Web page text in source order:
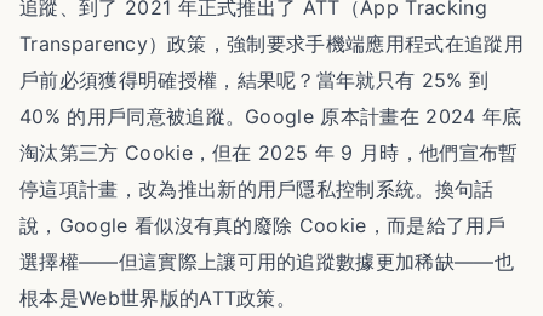
追蹤、到了 2021 年正式推出了 ATT（App Tracking
Transparency）政策，強制要求手機端應用程式在追蹤用
戶前必須獲得明確授權，結果呢？當年就只有 25% 到
40% 的用戶同意被追蹤。Google 原本計畫在 2024 年底
淘汰第三方 Cookie，但在 2025 年 9 月時，他們宣布暫
停這項計畫，改為推出新的用戶隱私控制系統。換句話
說，Google 看似沒有真的廢除 Cookie，而是給了用戶
選擇權——但這實際上讓可用的追蹤數據更加稀缺——也
根本是Web世界版的ATT政策。